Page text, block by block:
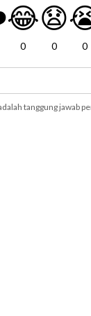
😂
0
😧
0 0
tanggung jawab